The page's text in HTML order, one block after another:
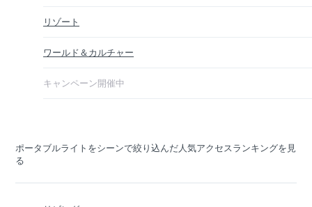
リゾート
ワールド＆カルチャー
キャンペーン開催中
ポータブルライトをシーンで絞り込んだ人気アクセスランキングを見
る